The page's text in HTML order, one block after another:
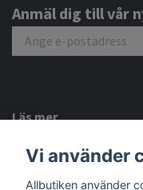
Anmäl dig till vår
Läs mer
Sociala medier
Vi använder
Allbutiken använder